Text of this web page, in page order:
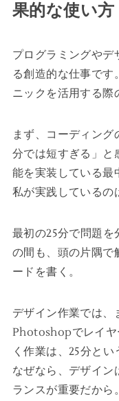
果的な使い方
プログラミングやデ
る創造的な仕事です
ニックを活用する際
まず、コーディン
分では短すぎる」と
能を実装している最
私が実践しているの
最初の25分で問題
の間も、頭の片隅で
ードを書く。
デザイン作業では、
Photoshopでレイ
く作業は、25分とい
なぜなら、デザイン
ランスが重要だから。